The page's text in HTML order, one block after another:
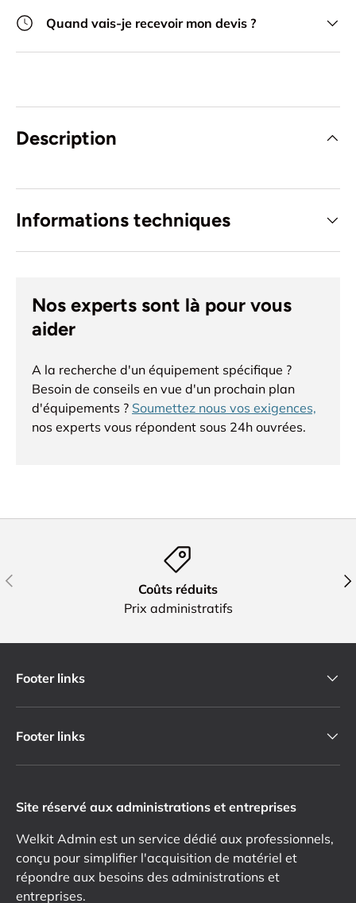
Quand vais-je recevoir mon devis ?
Description
Informations techniques
Nos experts sont là pour vous
aider
A la recherche d'un équipement spécifique ?
Besoin de conseils en vue d'un prochain plan
d'équipements ? Soumettez nous vos exigences,
nos experts vous répondent sous 24h ouvrées.
Précédent
Coûts réduits
Prix administratifs
Footer links
Footer links
Site réservé aux administrations et entreprises
Welkit Admin est un service dédié aux professionnels,
conçu pour simplifier l'acquisition de matériel et
répondre aux besoins des administrations et
entreprises.